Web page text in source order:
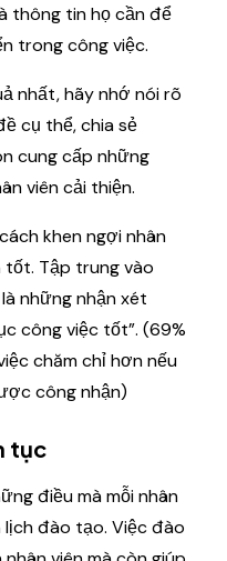
thông tin họ cần để
trong công việc.
nhất, hãy nhớ nói rõ
cụ thể, chia sẻ
cung cấp những
viên cải thiện.
khen ngợi nhân
tốt. Tập trung vào
những nhận xét
công việc tốt”. (69%
chăm chỉ hơn nếu
công nhận)
tục
điều mà mỗi nhân
lịch đào tạo. Việc đào